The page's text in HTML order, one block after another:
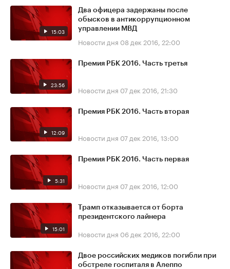
15:03
Два офицера задержаны после
обысков в антикоррупционном
управлении МВД
Новости дня 08 дек 2016, 22:00
23:56
Премия РБК 2016. Часть третья
Новости дня 07 дек 2016, 21:30
12:09
Премия РБК 2016. Часть вторая
Новости дня 07 дек 2016, 13:00
5:31
Премия РБК 2016. Часть первая
Новости дня 07 дек 2016, 12:00
15:01
Трамп отказывается от борта
президентского лайнера
Новости дня 06 дек 2016, 22:00
Двое российских медиков погибли при
обстреле госпиталя в Алеппо